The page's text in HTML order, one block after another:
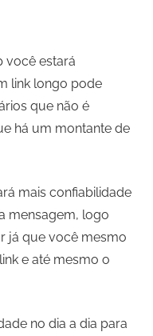
você estará
link longo pode
que não é
há um montante de
mais confiabilidade
mensagem, logo
já que você mesmo
e até mesmo o
no dia a dia para